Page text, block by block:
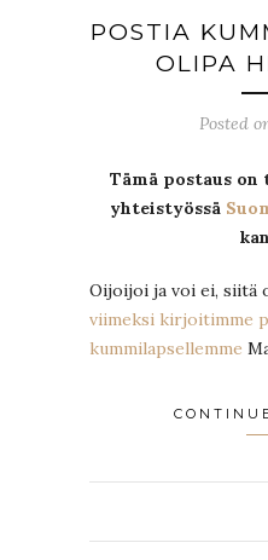
POSTIA
OLIPA
Posted
Tämä postaus on
yhteistyössä
Oijoijoi ja voi ei, siitä
viimeksi kirjoitimme
kummilapsellemme